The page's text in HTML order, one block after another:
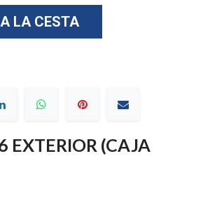
LA CESTA
EXTERIOR (CAJA